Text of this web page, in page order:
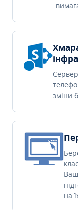
зміни
на